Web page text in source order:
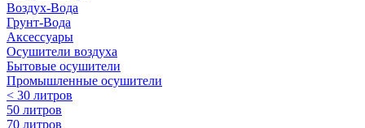
Воздух-Вода
Грунт-Вода
Аксессуары
Осушители воздуха
Бытовые осушители
Промышленные осушители
< 30 литров
50 литров
70 литров